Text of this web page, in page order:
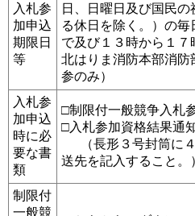
入札参
加申込
期限日
等
日、日曜日及び国民
る休日を除く。）の毎
で及び１３時から１７
北はりま消防本部消
参のみ）
入札参
加申込
時に必
要な書
類
□制限付一般競争入札
□入札参加資格結果通
（長形３号封筒に４
送先を記入すること。
制限付
一般競